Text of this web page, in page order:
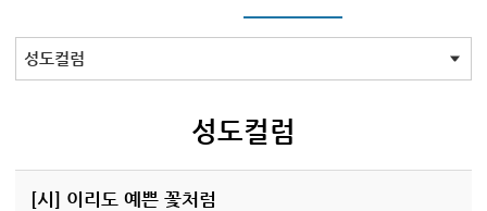
최근등록자료
자유게시판
교회소식
성도컬럼
성도컬럼
[시] 이리도 예쁜 꽃처럼